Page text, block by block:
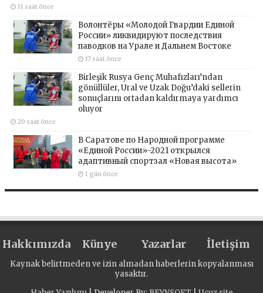
11 saat önce
Волонтёры «Молодой Гвардии Единой
России» ликвидируют последствия
паводков на Урале и Дальнем Востоке
17 saat önce
Birleşik Rusya Genç Muhafızları’ndan
gönüllüler, Ural ve Uzak Doğu’daki sellerin
sonuçlarını ortadan kaldırmaya yardımcı
oluyor
20 saat önce
В Саратове по Народной программе
«Единой России»-2021 открылся
адаптивный спортзал «Новая высота»
1 gün önce
Hakkımızda Künye Yazarlar İletişim
Kaynak belirtmeden ve izin almadan haberlerin kopyalanması
yasaktır.